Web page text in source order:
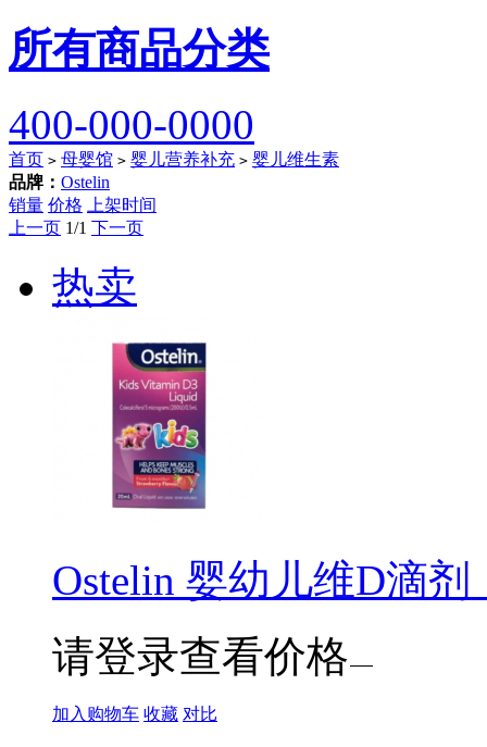
所有商品分类
400-000-0000
首页 > 母婴馆 > 婴儿营养补充 > 婴儿维生素
品牌： Ostelin
销量 价格
上架时间
上一页 1/1 下一页
热卖
Ostelin 婴幼儿维D滴
请登录查看价格
加入购物车 收藏 对比